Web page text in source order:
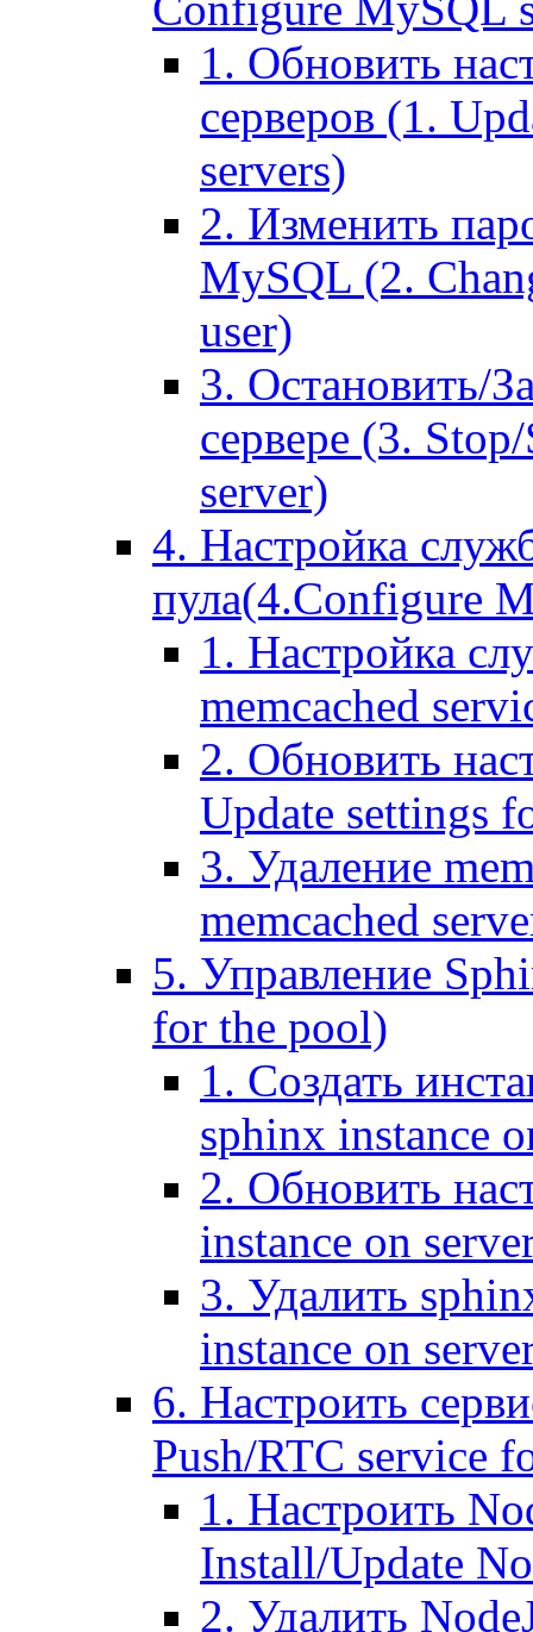
1. Обновить
серверов (1.
servers)
2. Изменить
MySQL (2.
user)
3. Остановить/
сервере (3.
server)
4. Настройка
пула(4.Configure
1. Настройка
memcached
2. Обновить
Update settings
3. Удаление
memcached
5. Управление
for the pool)
1. Создать
sphinx instance
2. Обновить
instance on
3. Удалить
instance on
6. Настроить
Push/RTC service
1. Настроить
Install/Update
2. Удалить